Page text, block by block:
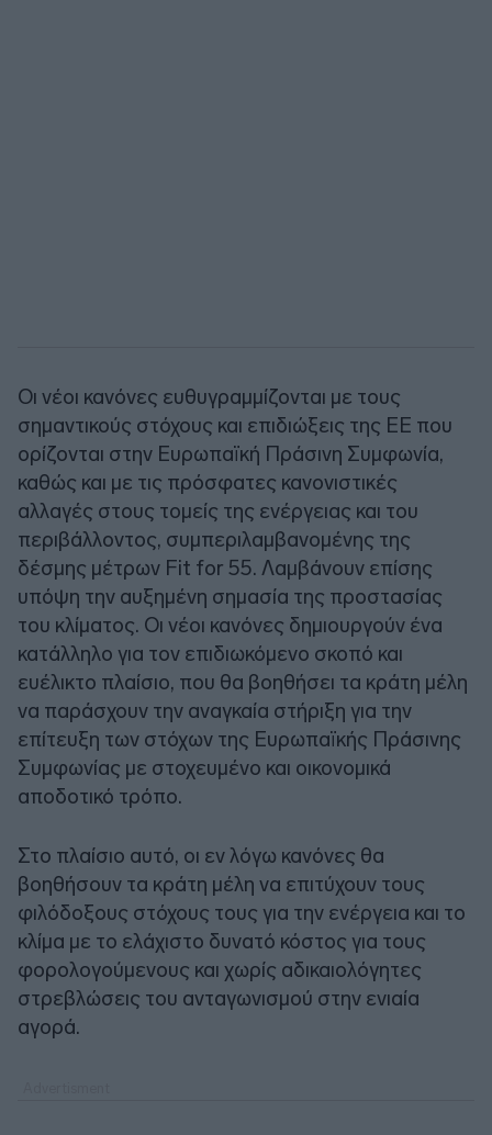
Οι νέοι κανόνες ευθυγραμμίζονται με τους
σημαντικούς στόχους και επιδιώξεις της ΕΕ που
ορίζονται στην Ευρωπαϊκή Πράσινη Συμφωνία,
καθώς και με τις πρόσφατες κανονιστικές
αλλαγές στους τομείς της ενέργειας και του
περιβάλλοντος, συμπεριλαμβανομένης της
δέσμης μέτρων Fit for 55. Λαμβάνουν επίσης
υπόψη την αυξημένη σημασία της προστασίας
του κλίματος. Οι νέοι κανόνες δημιουργούν ένα
κατάλληλο για τον επιδιωκόμενο σκοπό και
ευέλικτο πλαίσιο, που θα βοηθήσει τα κράτη μέλη
να παράσχουν την αναγκαία στήριξη για την
επίτευξη των στόχων της Ευρωπαϊκής Πράσινης
Συμφωνίας με στοχευμένο και οικονομικά
αποδοτικό τρόπο.
Στο πλαίσιο αυτό, οι εν λόγω κανόνες θα
βοηθήσουν τα κράτη μέλη να επιτύχουν τους
φιλόδοξους στόχους τους για την ενέργεια και το
κλίμα με το ελάχιστο δυνατό κόστος για τους
φορολογούμενους και χωρίς αδικαιολόγητες
στρεβλώσεις του ανταγωνισμού στην ενιαία
αγορά.